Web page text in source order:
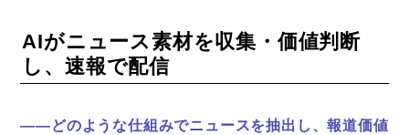
AIがニュース素材を収集・価値判断
し、速報で配信
——どのような仕組みでニュースを抽出し、報道価値